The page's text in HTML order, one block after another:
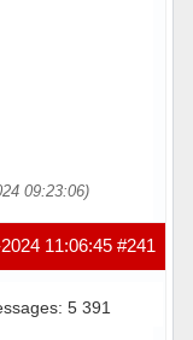
09:23:06)
#241
11:06:45
5 391